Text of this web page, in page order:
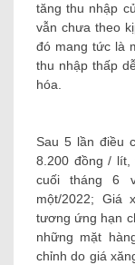
tăng thu nhập
vẫn chưa theo
đó mang tức là
thu nhập thấp
hóa.
Sau 5 lần điều
8.200 đồng /
cuối tháng 6
một/2022; Giá
tương ứng hạn
những mặt
chỉnh do giá